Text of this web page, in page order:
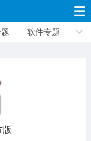
件专题 新闻资讯
软件专题